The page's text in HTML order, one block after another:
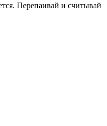
Перепаивай и считывай